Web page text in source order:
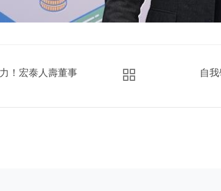
！宏泰人壽董事
自